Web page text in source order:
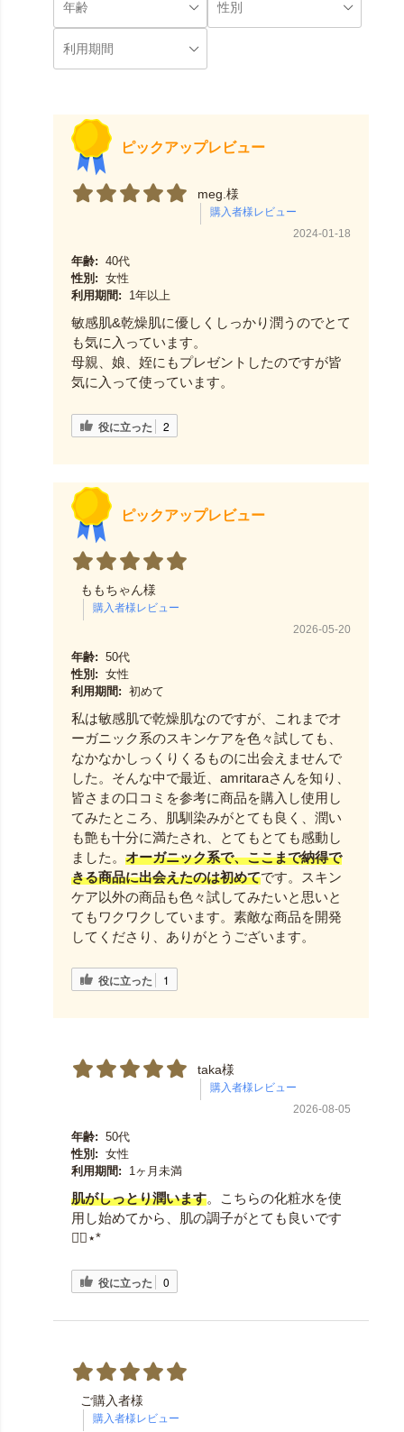
ピックアップレビュー
meg.様
2024-01-18
年齢: 40代
性別: 女性
利用期間:
1年以上
敏感肌&乾燥肌に優しくしっかり潤うのでとて
も気に入っています。
母親、娘、姪にもプレゼントしたのですが皆
気に入って使っています。
役に立った 2
ピックアップレビュー
ももちゃん様
2026-05-20
年齢: 50代
性別: 女性
利用期間: 初めて
私は敏感肌で乾燥肌なのですが、これまでオ
ーガニック系のスキンケアを色々試しても、
なかなかしっくりくるものに出会えませんで
した。そんな中で最近、amritaraさんを知り、
皆さまの口コミを参考に商品を購入し使用し
てみたところ、肌馴染みがとても良く、潤い
も艶も十分に満たされ、とてもとても感動し
ました。 オーガニック系で、ここまで納得で
きる商品に出会えたのは初めてです。スキン
ケア以外の商品も色々試してみたいと思いと
てもワクワクしています。素敵な商品を開発
してくださり、ありがとうございます。
役に立った 1
taka様
2026-08-05
年齢: 50代
性別: 女性
利用期間:
1ヶ月未満
肌がしっとり潤います。こちらの化粧水を使
用し始めてから、肌の調子がとても良いです
◡̈⃝︎⋆︎*
役に立った 0
ご購入者様